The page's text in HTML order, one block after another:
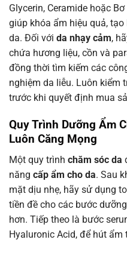
Glycerin, Ceramide hoặc
giúp khóa ẩm hiệu quả,
da. Đối với da nhạy cảm,
chứa hương liệu, cồn và
đồng thời tìm kiếm các
nghiệm da liễu. Luôn kiểm
trước khi quyết định mua
Quy Trình Dưỡng Ẩm
Luôn Căng Mọng
Một quy trình chăm sóc da
năng cấp ẩm cho da. Sau
mặt dịu nhẹ, hãy sử dụng
tiền đề cho các bước
hơn. Tiếp theo là bước
Hyaluronic Acid, để hút